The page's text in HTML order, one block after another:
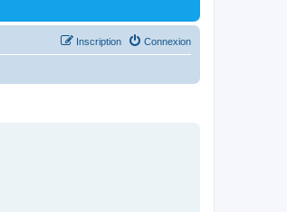
Connexion
Inscription